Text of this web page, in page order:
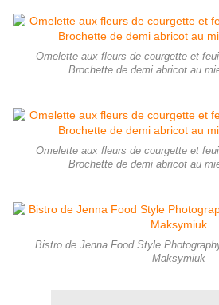
Omelette aux fleurs de courgette et
Brochette de demi abricot au
Omelette aux fleurs de courgette et
Brochette de demi abricot au
Bistro de Jenna Food Style
Maksymiuk